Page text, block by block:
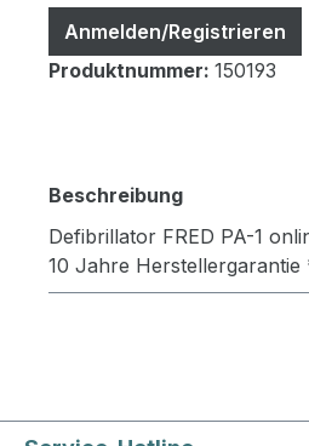
Anmelden/Registrieren
Produktnummer: 150193
Beschreibung
Defibrillator FRED PA-1
10 Jahre